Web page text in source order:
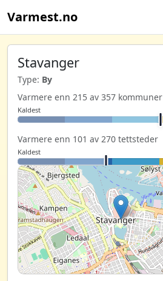
Varmest.no
Stavanger
Type: By
Varmere enn 215 av 357 kommuner
Kaldest
Varmere enn 101 av 270 tettsteder
Kaldest